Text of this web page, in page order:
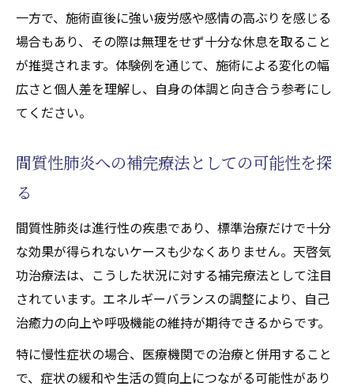
一方で、施術直後に強い疲労感や感情の高ぶりを感じる
場合もあり、その際は無理をせず十分な休息を取ること
が推奨されます。体験例を通じて、施術による変化の幅
広さと個人差を理解し、自身の体調と向き合う参考にし
てください。
間質性肺炎への補完療法としての可能性を探
る
間質性肺炎は進行性の疾患であり、標準治療だけで十分
な効果が得られないケースも少なくありません。天啓気
功治療法は、こうした状況に対する補完療法として注目
されています。エネルギーバランスの調整により、自己
治癒力の向上や呼吸機能の維持が期待できるからです。
特に慢性症状の場合、医療機関での治療と併用すること
で、症状の緩和や生活の質向上につながる可能性があり